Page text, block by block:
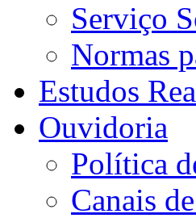
Serviço
Normas
Estudos
Ouvidoria
Política
Canais